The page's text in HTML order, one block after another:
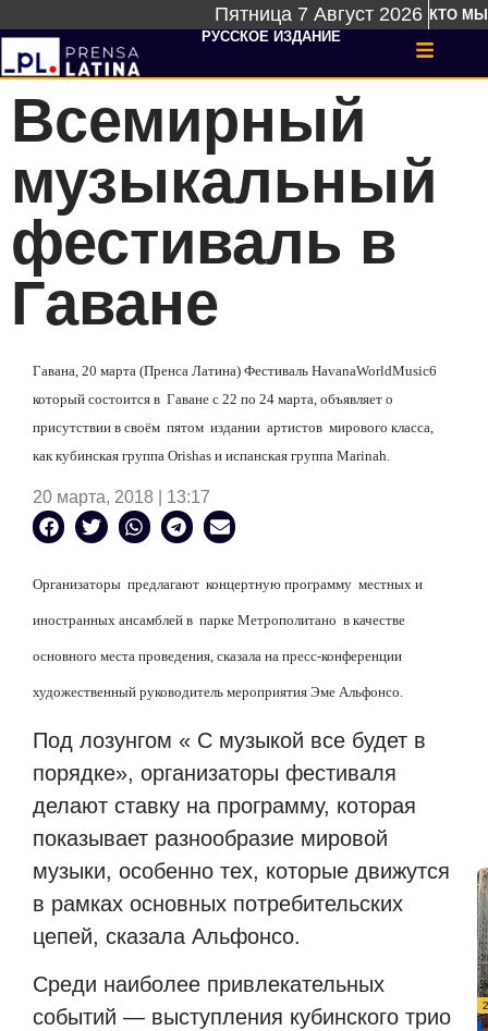
Пятница 7 Август 2026 КТО МЫ
РУССКОЕ ИЗДАНИЕ
Всемирный
музыкальный
фестиваль в
Гаване
Гавана, 20 марта (Пренса Латина) Фестиваль HavanaWorldMusic6
который состоится в Гаване с 22 по 24 марта, объявляет о
присутствии в своём пятом издании артистов мирового класса,
как кубинская группа Orishas и испанская группа Marinah.
20 марта, 2018 | 13:17
Организаторы предлагают концертную программу местных и
иностранных ансамблей в парке Метрополитано в качестве
основного места проведения, сказала на пресс-конференции
художественный руководитель мероприятия Эме Альфонсо.
Под лозунгом « С музыкой все будет в
порядке», организаторы фестиваля
делают ставку на программу, которая
показывает разнообразие мировой
музыки, особенно тех, которые движутся
в рамках основных потребительских
цепей, сказала Альфонсо.
Среди наиболее привлекательных
событий — выступления кубинского трио